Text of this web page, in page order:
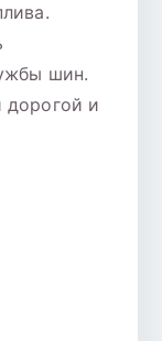
шин.
дорогой и